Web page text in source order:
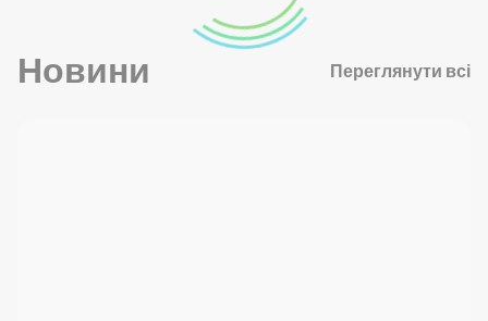
Новини Переглянути всі